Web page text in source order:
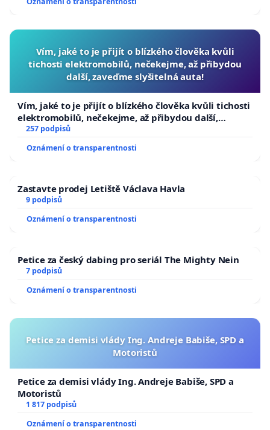
Vím, jaké to je přijít o blízkého člověka kvůli
tichosti elektromobilů, nečekejme, až přibydou
další, zaveďme slyšitelná auta!
Vím, jaké to je přijít o blízkého člověka kvůli tichosti
elektromobilů, nečekejme, až přibydou další,
zaveďme slyšitelná auta!
257 podpisů
Oznámení o transparentnosti
Zastavte prodej Letiště Václava Havla
9 podpisů
Oznámení o transparentnosti
Petice za český dabing pro seriál The Mighty Nein
7 podpisů
Oznámení o transparentnosti
Petice za demisi vlády Ing. Andreje Babiše, SPD a
Motoristů
Petice za demisi vlády Ing. Andreje Babiše, SPD a
Motoristů
1 817 podpisů
Oznámení o transparentnosti